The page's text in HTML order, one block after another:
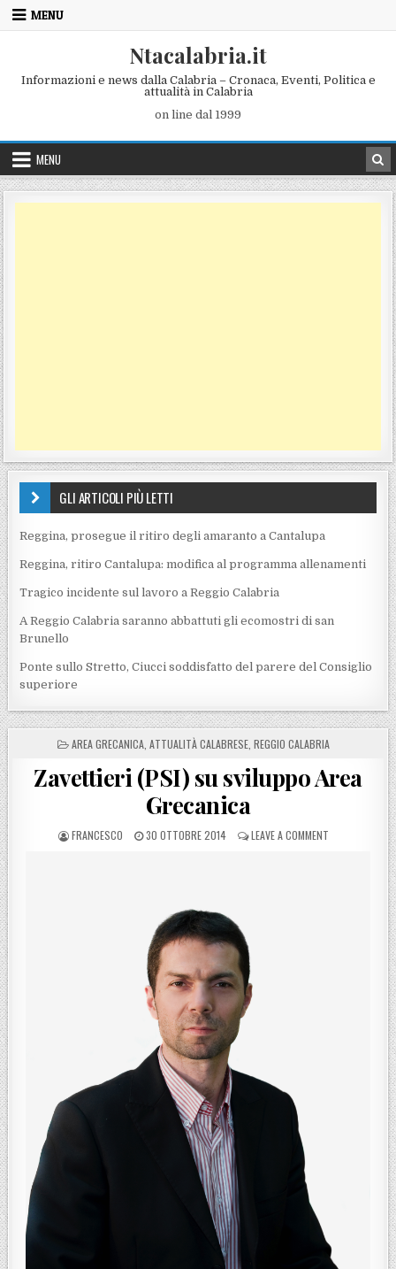
Skip to content
MENU
Ntacalabria.it
Informazioni e news dalla Calabria – Cronaca, Eventi, Politica e
attualità in Calabria
on line dal 1999
MENU
GLI ARTICOLI PIÙ LETTI
Reggina, prosegue il ritiro degli amaranto a Cantalupa
Reggina, ritiro Cantalupa: modifica al programma allenamenti
Tragico incidente sul lavoro a Reggio Calabria
A Reggio Calabria saranno abbattuti gli ecomostri di san
Brunello
Ponte sullo Stretto, Ciucci soddisfatto del parere del Consiglio
superiore
POSTED IN
AREA GRECANICA ATTUALITÀ CALABRESE REGGIO CALABRIA
Zavettieri (PSI) su sviluppo Area
Grecanica
POSTED BY
FRANCESCO POSTED ON
30 OTTOBRE 2014 LEAVE A COMMENT ON